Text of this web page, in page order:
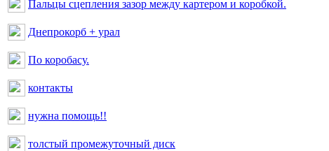
Пальцы сцепления зазор между картером и коробкой.
Днепрокорб + урал
По коробасу.
контакты
нужна помощь!!
толстый промежуточный диск